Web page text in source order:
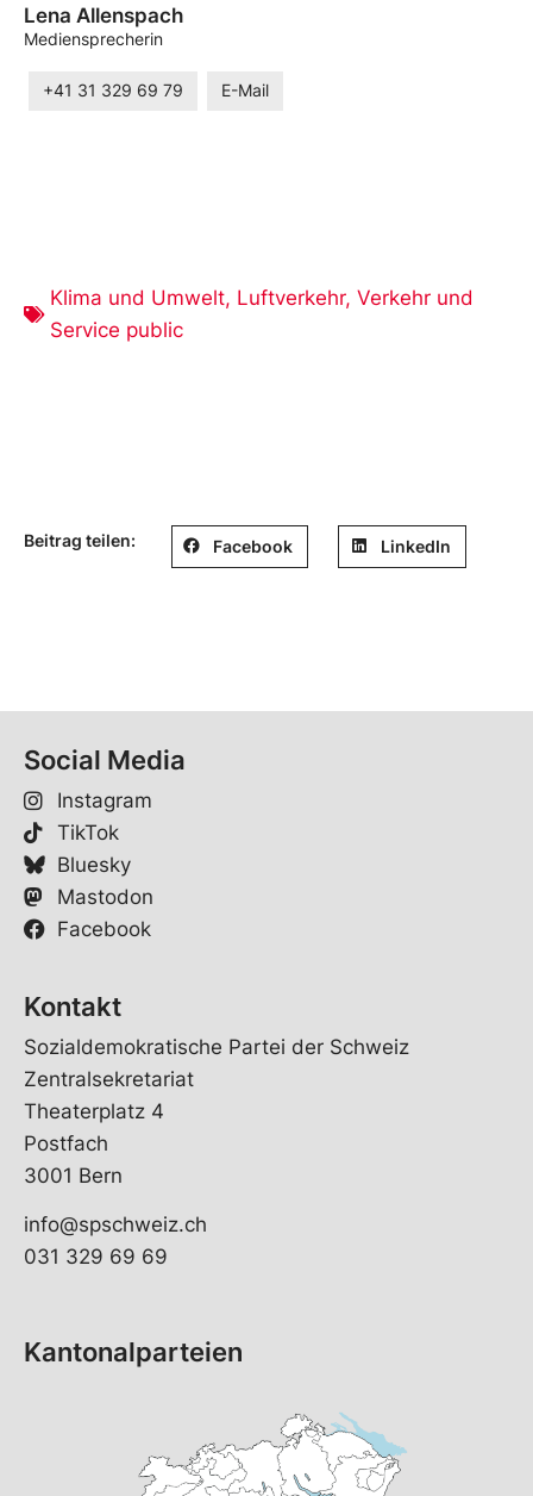
Lena Allenspach
Mediensprecherin
+41 31 329 69 79 E-Mail
Klima und Umwelt, Luftverkehr, Verkehr und
Service public
Beitrag teilen: Facebook LinkedIn
Social Media
Instagram
TikTok
Bluesky
Mastodon
Facebook
Kontakt
Sozialdemokratische Partei der Schweiz
Zentralsekretariat
Theaterplatz 4
Postfach
3001 Bern
info@spschweiz.ch
031 329 69 69
Kantonalparteien